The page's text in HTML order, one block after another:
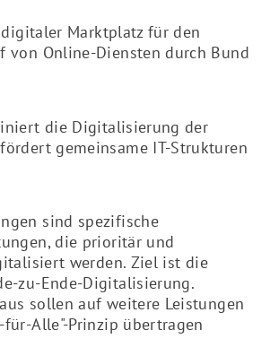
Marktplatz für den
von Online-Diensten durch Bund
die Digitalisierung der
gemeinsame IT-Strukturen
sind spezifische
die prioritär und
werden. Ziel ist die
zu-Ende-Digitalisierung.
sollen auf weitere Leistungen
für-Alle"-Prinzip übertragen